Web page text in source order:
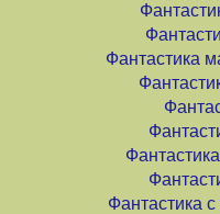
Фантастика
Фантастика